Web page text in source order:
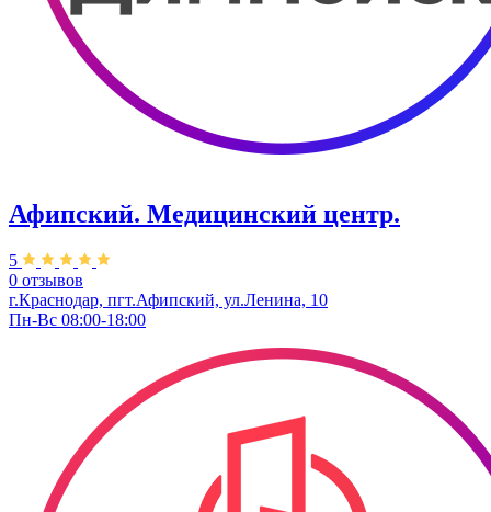
Афипский. Медицинский центр.
5
0 отзывов
г.Краснодар, пгт.Афипский, ул.Ленина, 10
Пн-Вс 08:00-18:00